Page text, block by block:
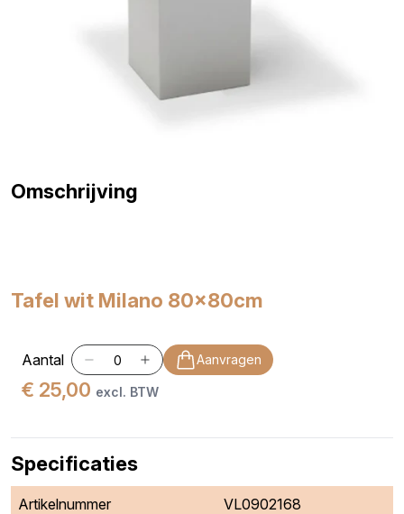
Omschrijving
Tafel wit Milano 80x80cm
Aantal Aanvragen
€ 25,00 excl. BTW
Specificaties
Artikelnummer VL0902168